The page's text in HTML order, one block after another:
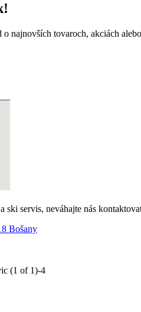
najnovších tovaroch, akciách
ski servis, neváhajte nás
Bošany